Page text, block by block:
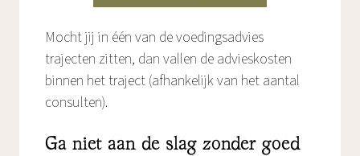
Mocht jij in één van de voedingsadvies
trajecten zitten, dan vallen de advieskosten
binnen het traject (afhankelijk van het aantal
consulten).
Ga niet aan de slag zonder goed